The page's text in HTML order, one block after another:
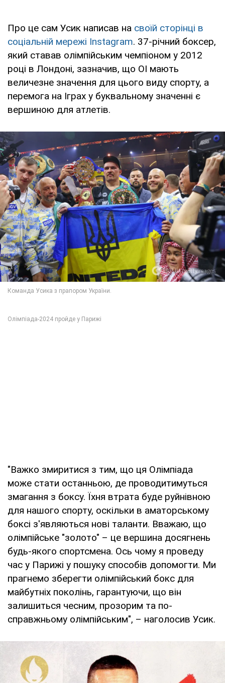
Про це сам Усик написав на своїй сторінці в
соціальній мережі Instagram. 37-річний боксер,
який ставав олімпійським чемпіоном у 2012
році в Лондоні, зазначив, що ОІ мають
величезне значення для цього виду спорту, а
перемога на Іграх у буквальному значенні є
вершиною для атлетів.
"Важко змиритися з тим, що ця Олімпіада
може стати останньою, де проводитимуться
змагання з боксу. Їхня втрата буде руйнівною
для нашого спорту, оскільки в аматорському
боксі з'являються нові таланти. Вважаю, що
олімпійське "золото" – це вершина досягнень
будь-якого спортсмена. Ось чому я проведу
час у Парижі у пошуку способів допомогти. Ми
прагнемо зберегти олімпійський бокс для
майбутніх поколінь, гарантуючи, що він
залишиться чесним, прозорим та по-
справжньому олімпійським", – наголосив Усик.